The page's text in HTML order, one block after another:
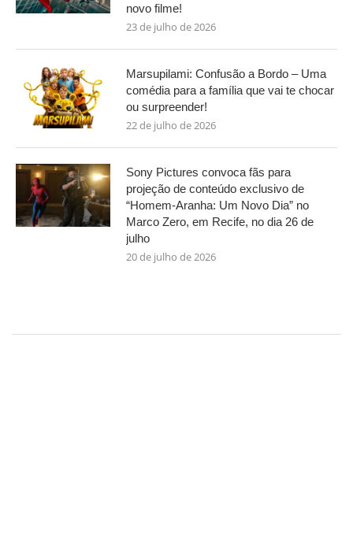
novo filme!
23 de julho de 2026
Marsupilami: Confusão a Bordo – Uma
comédia para a família que vai te chocar
ou surpreender!
22 de julho de 2026
Sony Pictures convoca fãs para
projeção de conteúdo exclusivo de
“Homem-Aranha: Um Novo Dia” no
Marco Zero, em Recife, no dia 26 de
julho
20 de julho de 2026